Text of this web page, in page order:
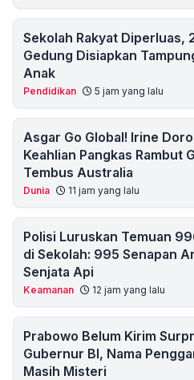
Sekolah Rakyat Diperluas,
Gedung Disiapkan
Anak
Pendidikan 5 jam yang lalu
Asgar Go Global! Irine
Keahlian Pangkas Rambut
Tembus Australia
Dunia 11 jam yang lalu
Polisi Luruskan Temuan
di Sekolah: 995 Senapan
Senjata Api
Keamanan 12 jam yang lalu
Prabowo Belum Kirim
Gubernur BI, Nama
Masih Misteri